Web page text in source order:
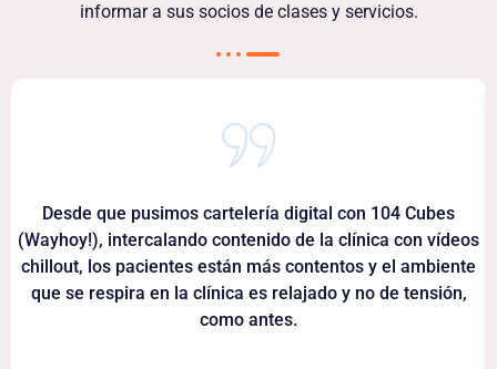
informar a sus socios de clases y servicios.
Desde que pusimos cartelería digital con 104 Cubes
(Wayhoy!), intercalando contenido de la clínica con vídeos
chillout, los pacientes están más contentos y el ambiente
que se respira en la clínica es relajado y no de tensión,
como antes.